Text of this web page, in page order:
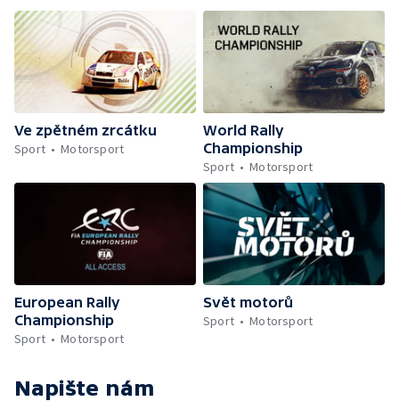
Ve zpětném zrcátku
Sport
Motorsport
World Rally
Championship
Sport
Motorsport
European Rally
Championship
Sport
Motorsport
Svět motorů
Sport
Motorsport
Napište nám